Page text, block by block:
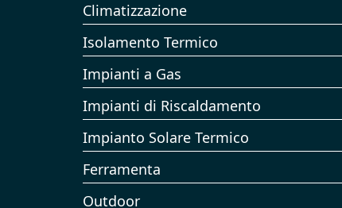
Climatizzazione
Isolamento Termico
Impianti a Gas
Impianti di Riscaldamento
Impianto Solare Termico
Ferramenta
Outdoor